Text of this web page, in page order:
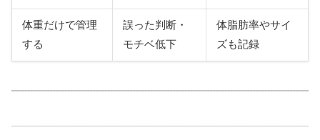
体重だけで管理
する
誤った判断・
モチベ低下
体脂肪率やサイ
ズも記録